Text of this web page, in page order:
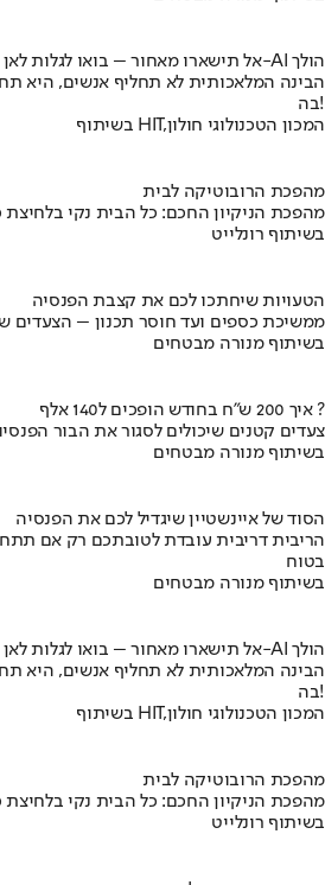
אל תישארו מאחור – בואו לגלות לאן ה-AI הולך
הבינה המלאכותית לא תחליף אנשים, היא
בה!
בשיתוף HIT,המכון הטכנולוגי חולון
מהפכת הרובוטיקה לבית
מהפכת הניקיון החכם: כל הבית נקי בלחיצת
בשיתוף רונלייט
הטעויות שיחתכו לכם את קצבת הפנסיה
ממשיכת כספים ועד חוסר תכנון – הצעדים
בשיתוף מנורה מבטחים
איך 200 ש"ח בחודש הופכים ל140 אלף ?
צעדים קטנים שיכולים לסגור את הבור
בשיתוף מנורה מבטחים
הסוד של איינשטיין שיגדיל לכם את הפנסיה
הריבית דריבית עובדת לטובתכם רק אם
בטוח
בשיתוף מנורה מבטחים
אל תישארו מאחור – בואו לגלות לאן ה-AI הולך
הבינה המלאכותית לא תחליף אנשים, היא
בה!
בשיתוף HIT,המכון הטכנולוגי חולון
מהפכת הרובוטיקה לבית
מהפכת הניקיון החכם: כל הבית נקי בלחיצת
בשיתוף רונלייט